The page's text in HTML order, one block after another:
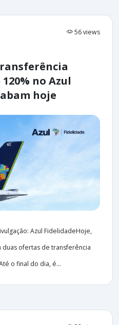
56 views
no Azul
hoje
Azul FidelidadeHoje,
duas ofertas de transferência
o final do dia, é...